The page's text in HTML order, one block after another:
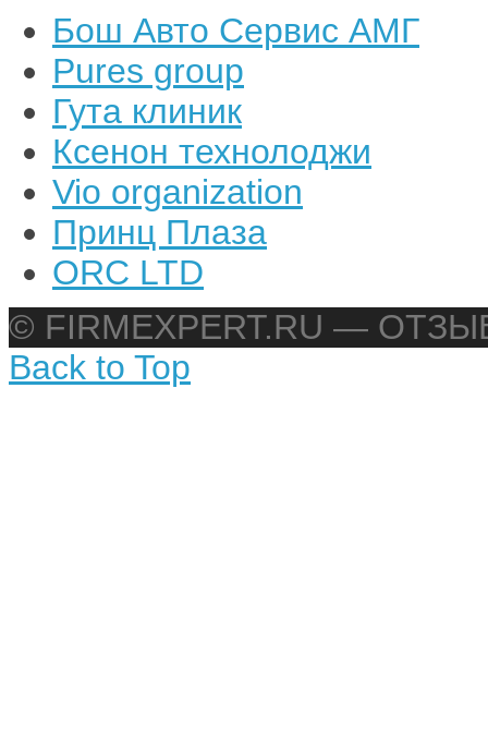
Бош Авто Сервис АМГ
Pures group
Гута клиник
Ксенон технолоджи
Vio organization
Принц Плаза
ORC LTD
© FIRMEXPERT.RU —
Back to Top